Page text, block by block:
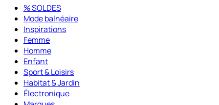
% SOLDES
Mode balnéaire
Inspirations
Femme
Homme
Enfant
Sport & Loisirs
Habitat & Jardin
Électronique